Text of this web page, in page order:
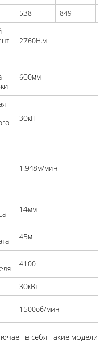
538 849
2760Н.м
600мм
30кН
1.948м/мин
14мм
45м
4100
30кВт
1500об/мин
в себя такие модели